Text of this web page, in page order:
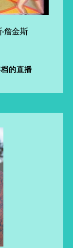
詹金斯
的直播